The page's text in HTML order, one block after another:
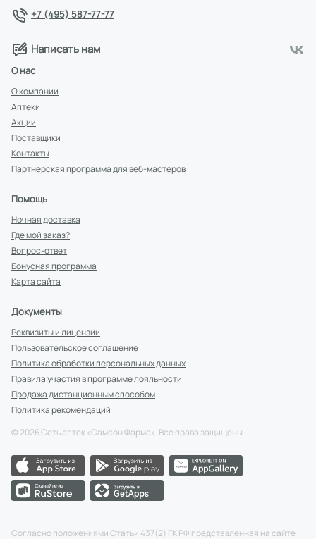
+7 (495) 587-77-77
Написать нам
О нас
О компании
Аптеки
Акции
Поставщики
Контакты
Партнерская программа для веб-мастеров
Помощь
Ночная доставка
Где мой заказ?
Вопрос-ответ
Бонусная программа
Карта сайта
Документы
Реквизиты и лицензии
Пользовательское соглашение
Политика обработки персональных данных
Правила участия в программе лояльности
Продажа дистанционным способом
Политика рекомендаций
© 2026Сеть аптек «Самсон Фарма». Все права защищены
Согласно положениями Статьи 437(2) ГК РФ представленная на сайте